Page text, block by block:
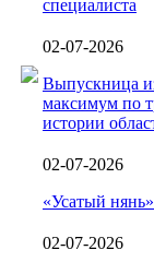
специалиста
02-07-2026
Выпускница
максимум по
истории
02-07-2026
«Усатый
02-07-2026